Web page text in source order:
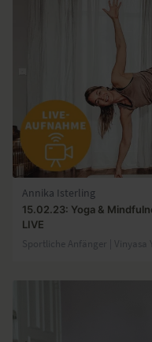
Annika Isterling
15.02.23: Yoga &
LIVE
Sportliche Anfänger | Vinyasa